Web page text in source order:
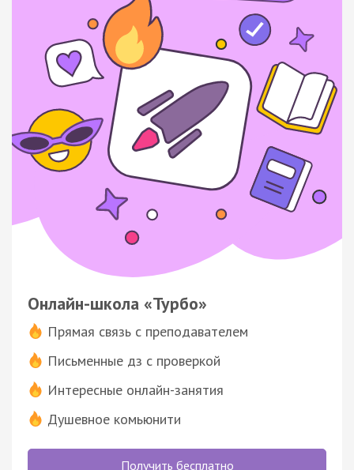
Онлайн-школа «Турбо»
Прямая связь с преподавателем
Письменные дз с проверкой
Интересные онлайн-занятия
Душевное комьюнити
Получить бесплатно